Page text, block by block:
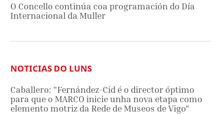
O Concello continúa coa programación do Día
Internacional da Muller
NOTICIAS DO LUNS
Caballero: "Fernández-Cid é o director óptimo
para que o MARCO inicie unha nova etapa como
elemento motriz da Rede de Museos de Vigo"